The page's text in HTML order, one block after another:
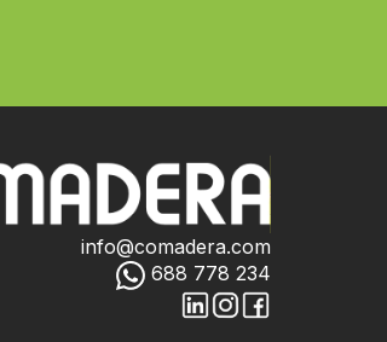
info@comadera.com
688 778 234